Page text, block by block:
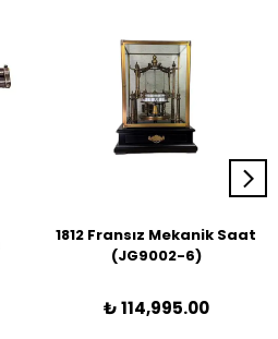
1812 Fransız Mekanik Saat
(JG9002-6)
₺ 114,995.00